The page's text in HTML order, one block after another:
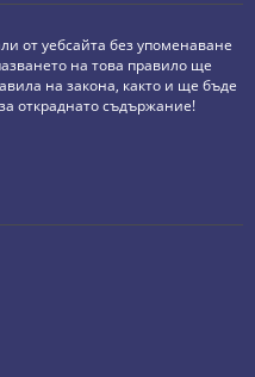
от уебсайта без упоменаване
на това правило ще
на закона, както и ще бъде
откраднато съдържание!